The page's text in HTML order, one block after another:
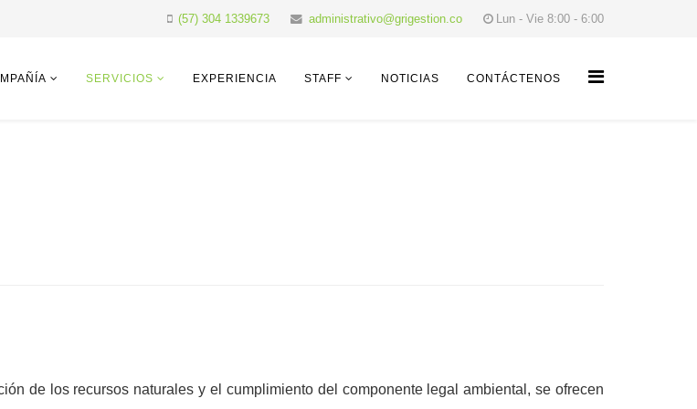
(57) 304 1339673 administrativo@grigestion.co Lun - Vie 8:00 - 6:00
SERVICIOS EXPERIENCIA STAFF NOTICIAS CONTÁCTENOS
de los recursos naturales y el cumplimiento del componente legal ambiental, se ofrecen